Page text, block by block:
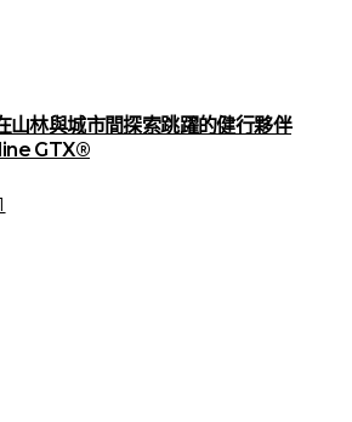
山林與城市間探索跳躍的健行夥伴
GTX®